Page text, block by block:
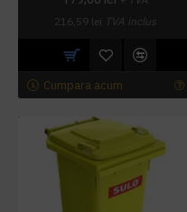
216,59 lei TVA inclus
Cumpara acum